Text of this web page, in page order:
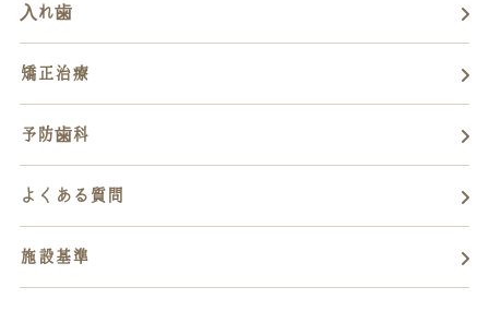
入れ歯
矯正治療
予防歯科
よくある質問
施設基準